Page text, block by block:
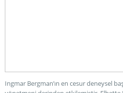
Ingmar Bergman’ın en cesur deneysel